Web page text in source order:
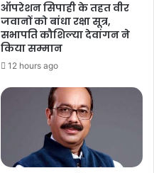
ऑपरेशन सिपाही के तहत वीर
जवानों को बांधा रक्षा सूत्र,
सभापति कौशिल्या देवांगन ने
किया सम्मान
12 hours ago